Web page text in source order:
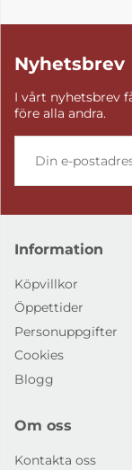
Nyhetsbrev
I vårt nyhetsbrev
före alla andra.
Information
Köpvillkor
Öppettider
Personuppgifter
Cookies
Blogg
Om oss
Kontakta oss